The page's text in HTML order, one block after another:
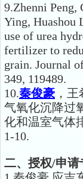
9.Zhenni Peng,
Ying, Huashou
use of urea
fertilizer to
grain. Journal
349, 119489.
10.秦俊豪 ，
气氧化沉降过
化和温室气体
1-10.
二、授权/申请